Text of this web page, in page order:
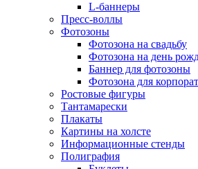
L-баннеры
Пресс-воллы
Фотозоны
Фотозона на свадьбу
Фотозона на день
Баннер для фотозоны
Фотозона для
Ростовые фигуры
Тантамарески
Плакаты
Картины на холсте
Информационные стенды
Полиграфия